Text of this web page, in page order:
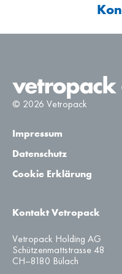
© 2026 Vetropack
Impressum
Datenschutz
Cookie Erklärung
Kontakt Vetropack
Vetropack Holding AG
Schützenmattstrasse 48
CH–8180 Bülach